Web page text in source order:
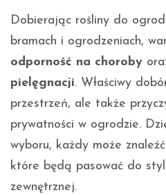
Dobierając rośliny do
bramach i ogrodzeniach,
odporność na choroby
pielęgnacji. Właściwy
przestrzeń, ale także
prywatności w ogrodzie.
wyboru, każdy może
które będą pasować do
zewnętrznej.